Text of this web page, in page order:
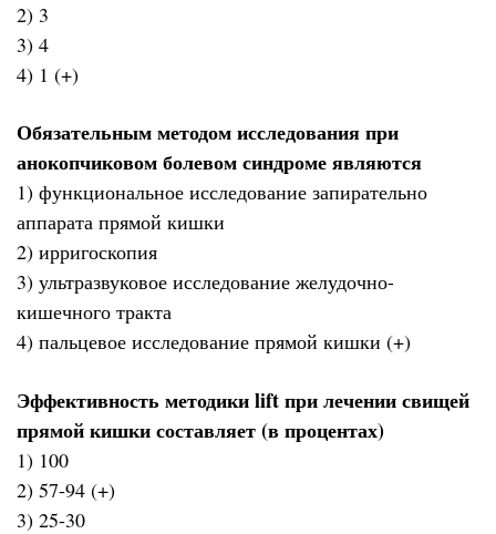
2) 3
3) 4
4) 1 (+)
Обязательным методом исследования при
анокопчиковом болевом синдроме являются
1) функциональное исследование запирательно
аппарата прямой кишки
2) ирригоскопия
3) ультразвуковое исследование желудочно-
кишечного тракта
4) пальцевое исследование прямой кишки (+)
Эффективность методики lift при лечении свищей
прямой кишки составляет (в процентах)
1) 100
2) 57-94 (+)
3) 25-30